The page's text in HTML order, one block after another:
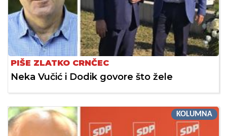
PIŠE ZLATKO CRNČEC
Neka Vučić i Dodik govore što žele
KOLUMNA